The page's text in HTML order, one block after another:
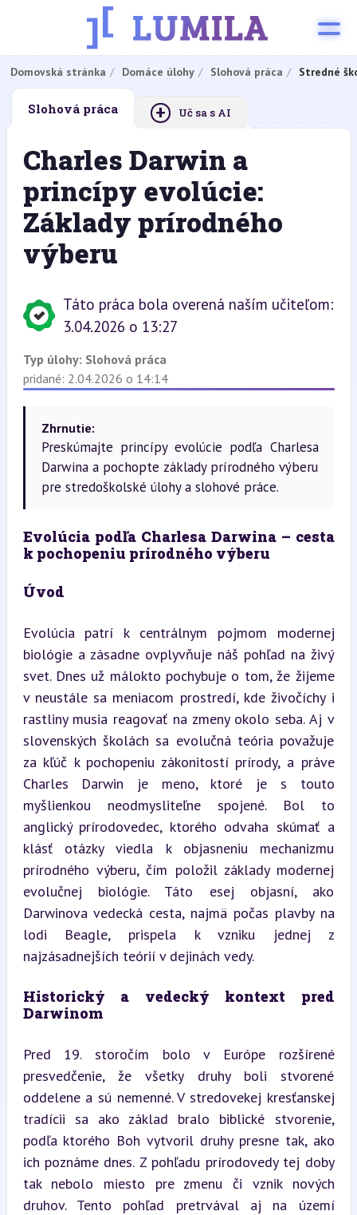
Domovská stránka Domáce úlohy Slohová práca Stredné
Slohová práca + Uč sa s AI
Charles Darwin a
princípy evolúcie:
Základy prírodného
výberu
Táto práca bola overená naším učiteľom:
3.04.2026 o 13:27
Typ úlohy: Slohová práca
pridané: 2.04.2026 o 14:14
Zhrnutie:
Preskúmajte princípy evolúcie podľa Charlesa
Darwina a pochopte základy prírodného výberu
pre stredoškolské úlohy a slohové práce.
Evolúcia podľa Charlesa Darwina – cesta
k pochopeniu prírodného výberu
Úvod
Evolúcia patrí k centrálnym pojmom modernej
biológie a zásadne ovplyvňuje náš pohľad na živý
svet. Dnes už málokto pochybuje o tom, že žijeme
v neustále sa meniacom prostredí, kde živočíchy i
rastliny musia reagovať na zmeny okolo seba. Aj v
slovenských školách sa evolučná teória považuje
za kľúč k pochopeniu zákonitostí prírody, a práve
Charles Darwin je meno, ktoré je s touto
myšlienkou neodmysliteľne spojené. Bol to
anglický prírodovedec, ktorého odvaha skúmať a
klásť otázky viedla k objasneniu mechanizmu
prírodného výberu, čím položil základy modernej
evolučnej biológie. Táto esej objasní, ako
Darwinova vedecká cesta, najmä počas plavby na
lodi Beagle, prispela k vzniku jednej z
najzásadnejších teórií v dejinách vedy.
Historický a vedecký kontext pred
Darwinom
Pred 19. storočím bolo v Európe rozšírené
presvedčenie, že všetky druhy boli stvorené
oddelene a sú nemenné. V stredovekej kresťanskej
tradícii sa ako základ bralo biblické stvorenie,
podľa ktorého Boh vytvoril druhy presne tak, ako
ich poznáme dnes. Z pohľadu prírodovedy tej doby
tak nebolo miesto pre zmenu či vznik nových
druhov. Tento pohľad pretrvával aj na území